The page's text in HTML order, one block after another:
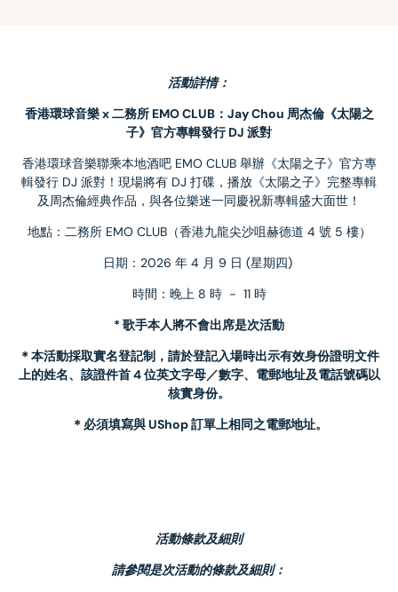
活動詳情：
香港環球音樂 x 二務所 EMO CLUB：Jay Chou 周杰倫《太陽之
子》官方專輯發行 DJ 派對
香港環球音樂聯乘本地酒吧 EMO CLUB 舉辦《太陽之子》官方專
輯發行 DJ 派對！現場將有 DJ 打碟，播放《太陽之子》完整專輯
及周杰倫經典作品，與各位樂迷一同慶祝新專輯盛大面世！
地點：二務所 EMO CLUB（香港九龍尖沙咀赫德道 4 號 5 樓）
日期：2026 年 4 月 9 日 (星期四)
時間：晚上 8 時  -  11 時
* 歌手本人將不會出席是次活動
＊本活動採取實名登記制，請於登記入場時出示有效身份證明文件
上的姓名、該證件首 4 位英文字母／數字、電郵地址及電話號碼以
核實身份。
＊必須填寫與 UShop 訂單上相同之電郵地址。
活動條款及細則
請參閱是次活動的條款及細則：